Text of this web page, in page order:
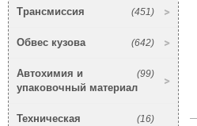
(451)
Трансмиссия
(642)
Обвес кузова
(99)
Автохимия и
упаковочный материал
(16)
Техническая